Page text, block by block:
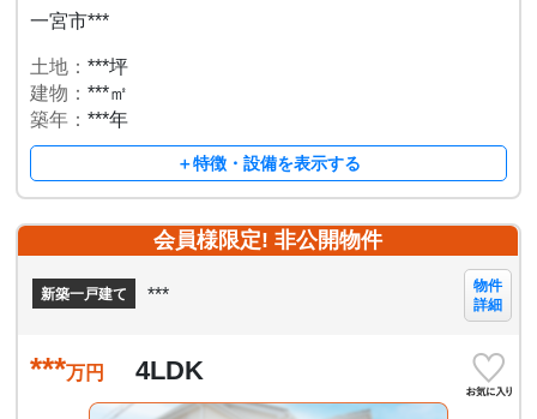
一宮市***
土地：***坪
建物：***㎡
築年：***年
＋特徴・設備を表示する
会員様限定! 非公開物件
新築一戸建て ***
物件
詳細
***万円 4LDK